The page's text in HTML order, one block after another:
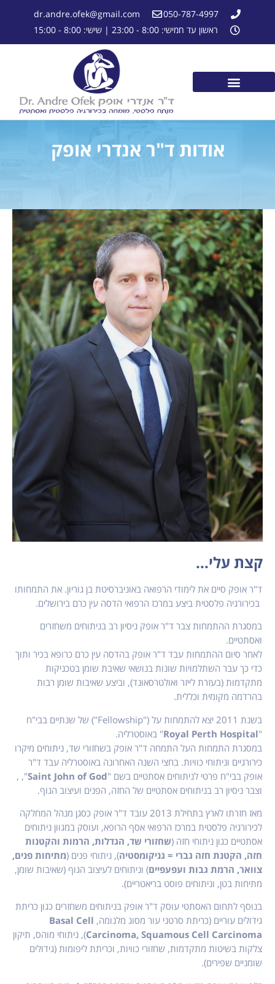
050-787-4997
dr.andre.ofek@gmail.com
ראשון עד חמישי: 8:00 - 23:00 | שישי: 8:00 - 15:00
אודות ד"ר אנדרי אופק
קצת עלי...
ד"ר אופק סיים את לימודי הרפואה באוניברסיטת בן גוריון. את התמחותו
בכירורגיה פלסטית ביצע במרכז הרפואי הדסה עין כרם בירושלים.
במסגרת ההתמחות צבר ד"ר אופק ניסיון רב בניתוחים משחזרים
ואסתטיים.
לאחר סיום ההתמחות עבד ד"ר אופק בהדסה עין כרם כרופא בכיר ותוך
כדי כך עבר השתלמויות שונות בנושאי שאיבת שומן בטכניקות
מתקדמות (בעזרת לייזר ואולטרסאונד), וביצע שאיבות שומן רבות
בהרדמה מקומית וכללית.
בשנת 2011 יצא להתמחות על ("Fellowship") של שנתיים בבי"ח
"
Royal Perth Hospital" באוסטרליה.
במסגרת התמחות העל התמחה ד"ר אופק בשחזורי שד, ניתוחים מיקרו
כירורגיים וניתוחי כוויות. בחצי השנה האחרונה באוסטרליה עבד ד"ר
אופק בבי"ח פרטי לניתוחים אסתטיים בשם "Saint John of God
", ,
וצבר ניסיון רב בניתוחים אסתטיים של החזה, הפנים ועיצוב הגוף.
מאז חזרתו לארץ בתחילת 2013 עובד ד"ר אופק כסגן מנהל המחלקה
לכירורגיה פלסטית במרכז הרפואי אסף הרופא, ועוסק במגוון ניתוחים
אסתטיים כגון ניתוחי חזה (שחזורי שד, הגדלות, הרמות והקטנות
חזה, הקטנת חזה גברי = גניקומסטיה), ניתוחי פנים (מתיחות פנים,
צוואר, הרמת גבות ועפעפיים) וניתוחים לעיצוב הגוף (שאיבות שומן,
מתיחות בטן, וניתוחים פוסט בריאטריים).
בנוסף לתחום האסתטי עוסק ד"ר אופק בניתוחים משחזרים כגון כריתת
גידולים עוריים (כריתת סרטני עור מסוג מלנומה, Basal Cell
Carcinoma, Squamous Cell Carcinoma), ניתוחי מוהס, תיקון
צלקות בשיטות מתקדמות, שחזורי כוויות, וכריתת ליפומות (גידולים
שומניים שפירים).